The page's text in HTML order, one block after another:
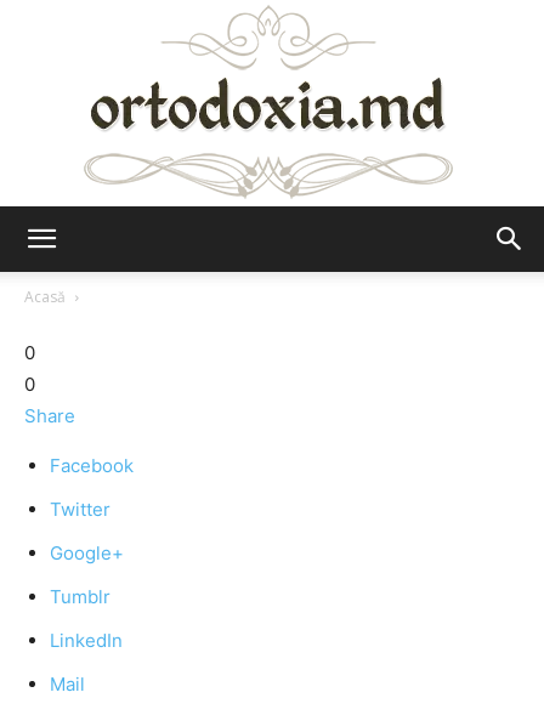
Acasă
0
0
Share
Facebook
Twitter
Google+
Tumblr
LinkedIn
Mail